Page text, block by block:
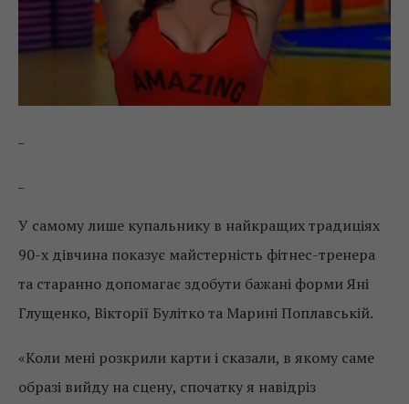
У самому лише купальнику в найкращих традиціях
90-х дівчина показує майстерність фітнес-тренера
та старанно допомагає здобути бажані форми Яні
Глущенко, Вікторії Булітко та Марині Поплавській.
«Коли мені розкрили карти і сказали, в якому саме
образі вийду на сцену, спочатку я навідріз